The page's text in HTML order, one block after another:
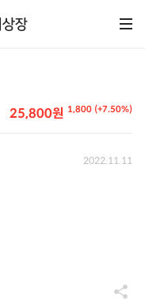
1,800 (+7.50%)
25,800원
2022.11.11